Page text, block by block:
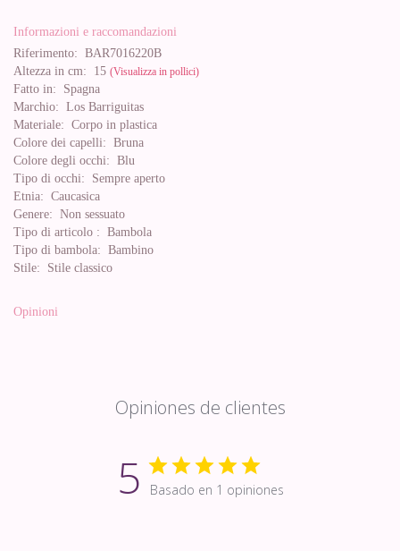
Informazioni e raccomandazioni
Riferimento: BAR7016220B
Altezza in cm: 15 (Visualizza in pollici)
Fatto in: Spagna
Marchio: Los Barriguitas
Materiale: Corpo in plastica
Colore dei capelli: Bruna
Colore degli occhi: Blu
Tipo di occhi: Sempre aperto
Etnia: Caucasica
Genere: Non sessuato
Tipo di articolo : Bambola
Tipo di bambola: Bambino
Stile: Stile classico
Opinioni
Opiniones de clientes
5 Basado en 1 opiniones